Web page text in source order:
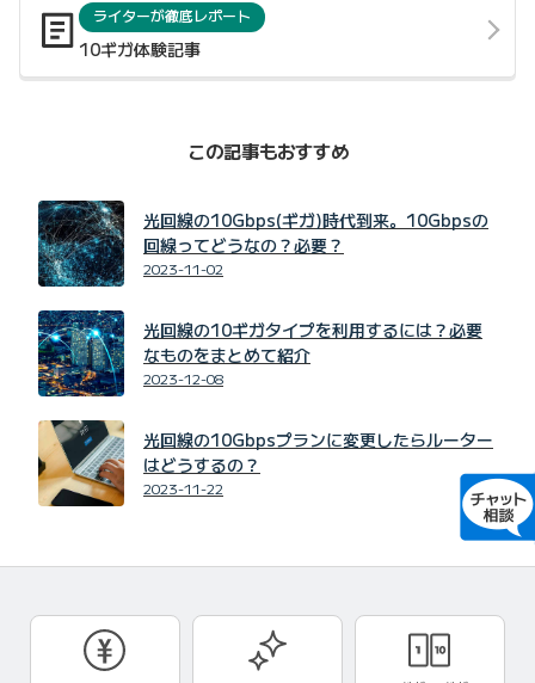
ライターが徹底レポート
10ギガ体験記事
この記事もおすすめ
光回線の10Gbps(ギガ)時代到来。10Gbpsの
回線ってどうなの？必要？
2023-11-02
光回線の10ギガタイプを利用するには？必要
なものをまとめて紹介
2023-12-08
光回線の10Gbpsプランに変更したらルーター
はどうするの？
2023-11-22